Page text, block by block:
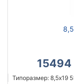
15494
Типоразмер: 8,5x19